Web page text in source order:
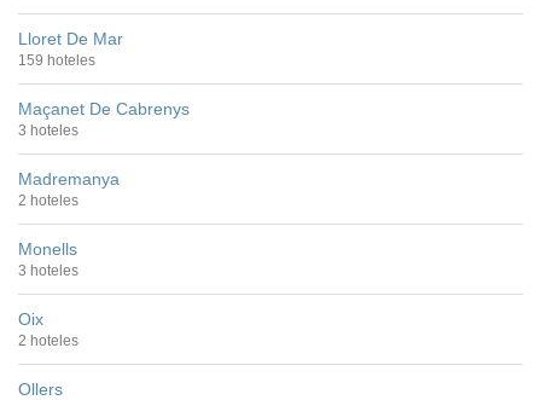
Lloret De Mar
159 hoteles
Maçanet De Cabrenys
3 hoteles
Madremanya
2 hoteles
Monells
3 hoteles
Oix
2 hoteles
Ollers